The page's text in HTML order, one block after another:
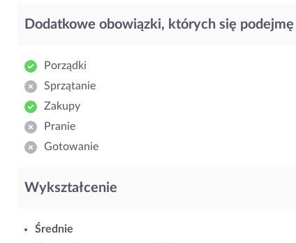
Dodatkowe obowiązki, których się podejmę
Porządki
Sprzątanie
Zakupy
Pranie
Gotowanie
Wykształcenie
Średnie